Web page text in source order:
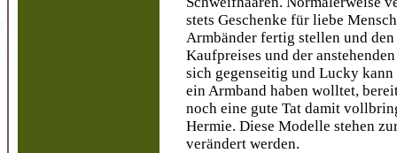
stets Geschenke für liebe
Armbänder fertig stellen und
Kaufpreises und der
sich gegenseitig und Lucky
ein Armband haben wolltet,
noch eine gute Tat damit
Hermie. Diese Modelle stehen
verändert werden.